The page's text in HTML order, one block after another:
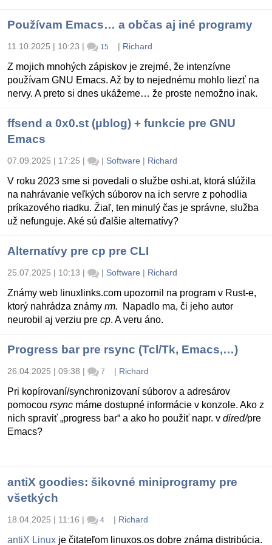
Používam Emacs… a občas aj iné programy
11.10.2025 | 10:23 | 15 | Richard
Z mojich mnohých zápiskov je zrejmé, že intenzívne
používam GNU Emacs. Až by to nejednému mohlo liezť na
nervy. A preto si dnes ukážeme… že proste nemožno inak.
ffsend a 0x0.st (μblog) + funkcie pre GNU
Emacs
07.09.2025 | 17:25 | | Software | Richard
V roku 2023 sme si povedali o službe oshi.at, ktorá slúžila
na nahrávanie veľkých súborov na ich servre z pohodlia
príkazového riadku. Žiaľ, ten minulý čas je správne, služba
už nefunguje. Aké sú ďalšie alternatívy?
Alternatívy pre cp pre CLI
25.07.2025 | 10:13 | | Software | Richard
Známy web linuxlinks.com upozornil na program v Rust-e,
ktorý nahrádza známy rm. Napadlo ma, či jeho autor
neurobil aj verziu pre cp. A veru áno.
Progress bar pre rsync (Tcl/Tk, Emacs,…)
26.04.2025 | 09:38 | 7 | Richard
Pri kopírovaní/synchronizovaní súborov a adresárov
pomocou rsync máme dostupné informácie v konzole. Ako z
nich spraviť „progress bar“ a ako ho použiť napr. v dired/pre
Emacs?
antiX goodies: šikovné miniprogramy pre
všetkých
18.04.2025 | 11:16 | 4 | Richard
antiX Linux je čitateľom linuxos.os dobre známa distribúcia.